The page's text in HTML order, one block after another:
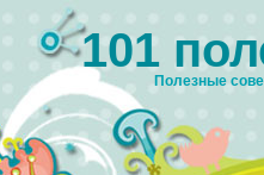
101
Полезные